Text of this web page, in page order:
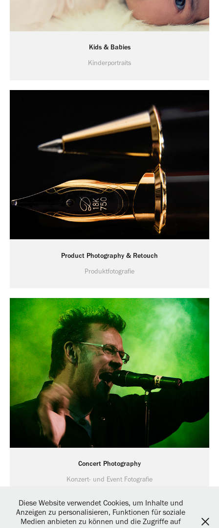
Kids & Babies
Kinderportraits
Product Photography & Retouch
Produktfotografie
Concert Photography
Konzert- und Event Fotografie
Diese Website verwendet Cookies, um Inhalte und
Anzeigen zu personalisieren, Funktionen für soziale
Medien anbieten zu können und die Zugriffe auf